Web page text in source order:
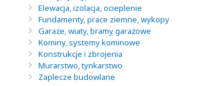
Elewacja, izolacja, ocieplenie
Fundamenty, prace ziemne, wykopy
Garaże, wiaty, bramy garażowe
Kominy, systemy kominowe
Konstrukcje i zbrojenia
Murarstwo, tynkarstwo
Zaplecze budowlane